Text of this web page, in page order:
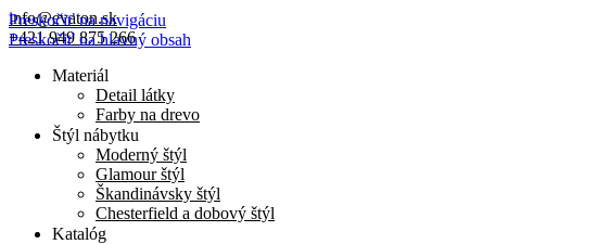
Preskočiť na navigáciu
Preskočiť na hlavný obsah
info@evaton.sk
+421 949 875 266
Materiál
Detail látky
Farby na drevo
Štýl nábytku
Moderný štýl
Glamour štýl
Škandinávsky štýl
Chesterfield a dobový štýl
Katalóg